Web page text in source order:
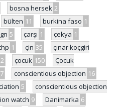
bosna hersek 2
bülten 11 burkina faso 1
5 çarşı 1 çekya 1
1 çin 35
çınar koçgiri
2 çocuk 150
Çocuk
7 conscientious objection 16
5
conscientious objection
watch 9 Danimarka 6